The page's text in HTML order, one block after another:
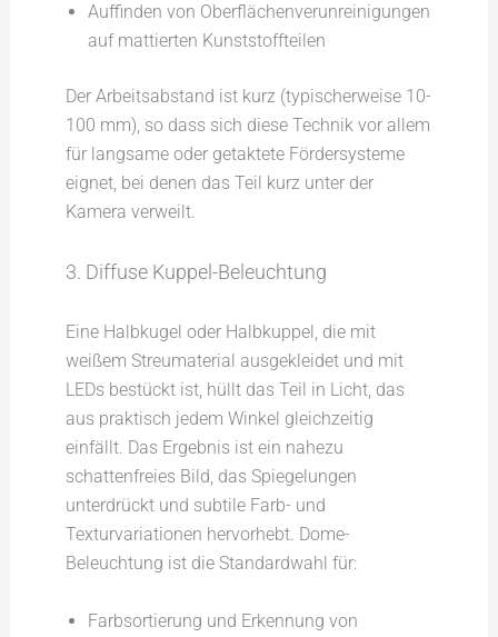
Auffinden von Oberflächenverunreinigungen
auf mattierten Kunststoffteilen
Der Arbeitsabstand ist kurz (typischerweise 10-
100 mm), so dass sich diese Technik vor allem
für langsame oder getaktete Fördersysteme
eignet, bei denen das Teil kurz unter der
Kamera verweilt.
3. Diffuse Kuppel-Beleuchtung
Eine Halbkugel oder Halbkuppel, die mit
weißem Streumaterial ausgekleidet und mit
LEDs bestückt ist, hüllt das Teil in Licht, das
aus praktisch jedem Winkel gleichzeitig
einfällt. Das Ergebnis ist ein nahezu
schattenfreies Bild, das Spiegelungen
unterdrückt und subtile Farb- und
Texturvariationen hervorhebt. Dome-
Beleuchtung ist die Standardwahl für:
Farbsortierung und Erkennung von